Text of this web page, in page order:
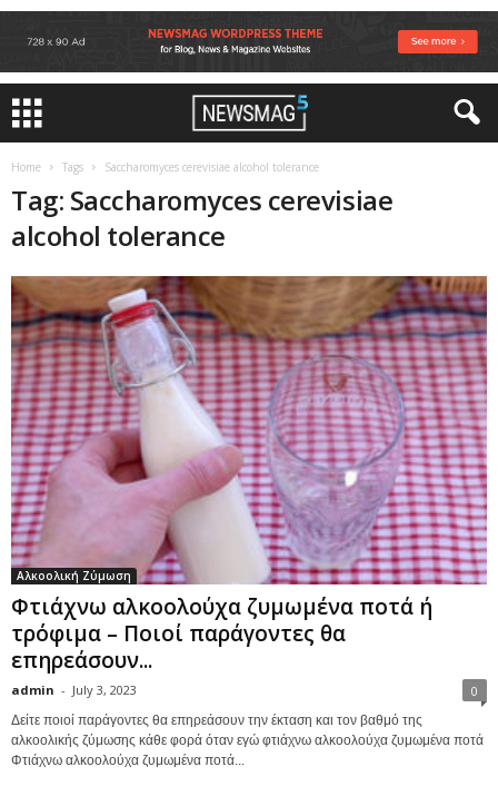
Home Tags Saccharomyces cerevisiae alcohol tolerance
Tag: Saccharomyces cerevisiae
alcohol tolerance
Αλκοολική Ζύμωση
Φτιάχνω αλκοολούχα ζυμωμένα ποτά ή
τρόφιμα – Ποιοί παράγοντες θα
επηρεάσουν...
admin - July 3, 2023 0
Δείτε ποιοί παράγοντες θα επηρεάσουν την έκταση και τον βαθμό της
αλκοολικής ζύμωσης κάθε φορά όταν εγώ φτιάχνω αλκοολούχα ζυμωμένα ποτά
Φτιάχνω αλκοολούχα ζυμωμένα ποτά...